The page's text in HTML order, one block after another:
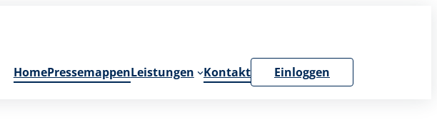
HomePressemappenLeistungen Kontakt Einloggen